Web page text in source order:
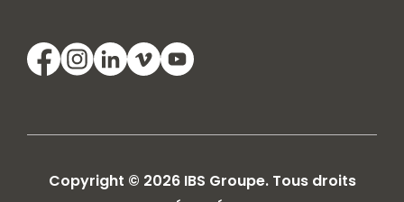
Copyright © 2026 IBS Groupe. Tous droits